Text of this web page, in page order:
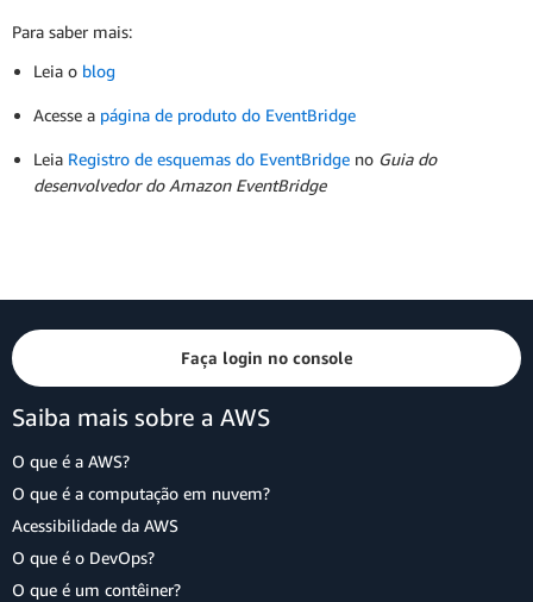
Para saber mais:
Leia o blog
Acesse a página de produto do EventBridge
Leia Registro de esquemas do EventBridge no Guia do
desenvolvedor do Amazon EventBridge
Faça login no console
Saiba mais sobre a AWS
O que é a AWS?
O que é a computação em nuvem?
Acessibilidade da AWS
O que é o DevOps?
O que é um contêiner?